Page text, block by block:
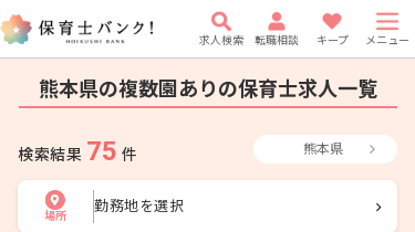
求人検索 転職相談 キープ メニュー
熊本県の複数園ありの保育士求人一覧
検索結果 75 件 熊本県
場所
勤務地を選択